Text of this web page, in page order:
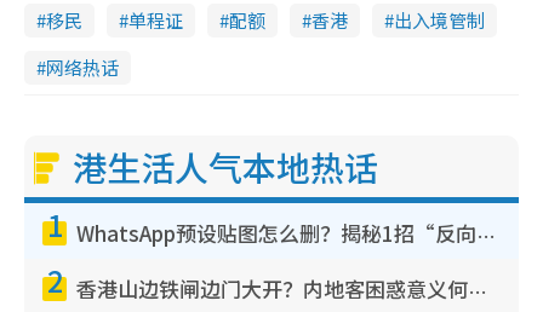
移民 单程证 配额 香港
出入境管制
网络热话
港生活人气本地热话
1 WhatsApp预设贴图怎么删？揭秘1招“反向操作”还原简洁界面 附3步实测教程
2 香港山边铁闸边门大开？内地客困惑意义何在！网友神回复：这种叫法理性防御